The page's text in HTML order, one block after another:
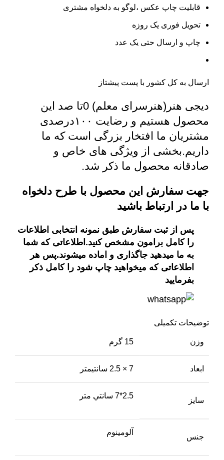
قابلیت چاپ عکس ،لوگو به دلخواه مشتری
تحویل فوری یک روزه
چاپ و ارسال حتی یک عدد
ارسال به کل کشور با پست پیشتاز
دیجی هنر(هنرسرای معلم)
0تا صد این
محصول هستیم و رضایت ۱۰۰درصدی
مشتریان ما افتخار بزرگی است که ما
داریم.بخشی از ویژگی های خاص و
صادقانه محصول ما ذکر شد.
جهت سفارش این محصول با طرح دلخواه
با ما در ارتباط باشید
پس از ثبت سفارش طبق نمونه انتخابی اطلاعات
را کامل برامون مشخص کنید.اطلاعاتی که شما
به ما میدهید جاگذاری و اماده میشوند.پس هر
اطلاعاتی که میخواهید چاپ شود را کامل ذکر
بفرمایید
توضیحات تکمیلی
وزن 15 گرم
ابعاد 7 × 2.5 سانتیمتر
سايز
2.5*7 سانتي متر
جنس
آلومينوم